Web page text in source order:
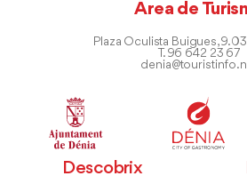
Àrea de
Plaza Oculista Buigues, 9.
T. 96 642 23 67
Descobrix